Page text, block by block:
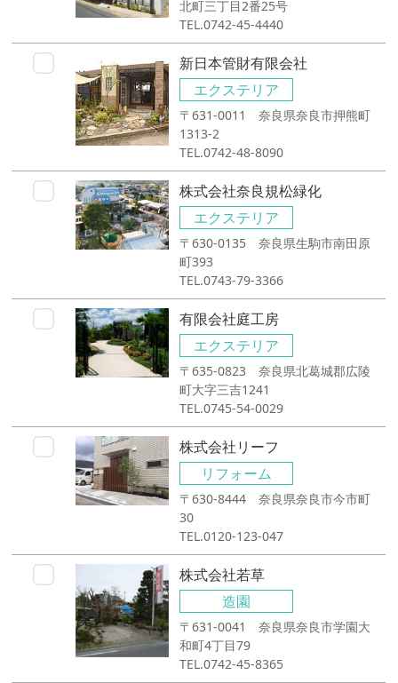
北町三丁目2番25号
TEL.0742-45-4440
新日本管財有限会社
エクステリア
〒631-0011 奈良県奈良市押熊町
1313-2
TEL.0742-48-8090
株式会社奈良規松緑化
エクステリア
〒630-0135 奈良県生駒市南田原
町393
TEL.0743-79-3366
有限会社庭工房
エクステリア
〒635-0823 奈良県北葛城郡広陵
町大字三吉1241
TEL.0745-54-0029
株式会社リーフ
リフォーム
〒630-8444 奈良県奈良市今市町
30
TEL.0120-123-047
株式会社若草
造園
〒631-0041 奈良県奈良市学園大
和町4丁目79
TEL.0742-45-8365